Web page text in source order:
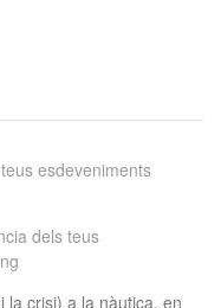
esdeveniments
dels teus
la crisi) a la nàutica, en